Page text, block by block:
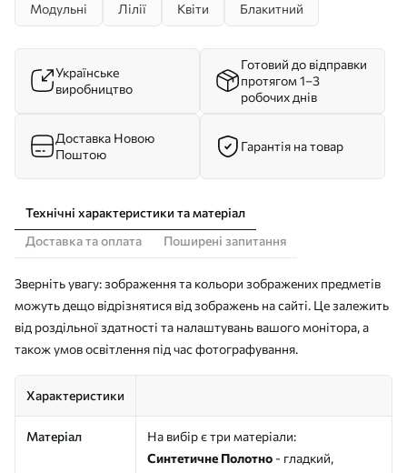
Модульні Лілії Квіти Блакитний
Українське
виробництво
Готовий до відправки
протягом 1–3
робочих днів
Доставка Новою
Поштою
Гарантія на товар
Технічні характеристики та матеріал
Доставка та оплата
Поширені запитання
Зверніть увагу: зображення та кольори зображених предметів
можуть дещо відрізнятися від зображень на сайті. Це залежить
від роздільної здатності та налаштувань вашого монітора, а
також умов освітлення під час фотографування.
Характеристики
Матеріал
На вибір є три матеріали:
Синтетичне Полотно - гладкий,